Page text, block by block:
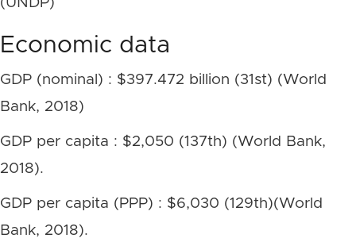
Economic data
GDP (nominal) : $397.472 billion (31st) (World
Bank, 2018)
GDP per capita : $2,050 (137th) (World Bank,
2018).
GDP per capita (PPP) : $6,030 (129th)(World
Bank, 2018).